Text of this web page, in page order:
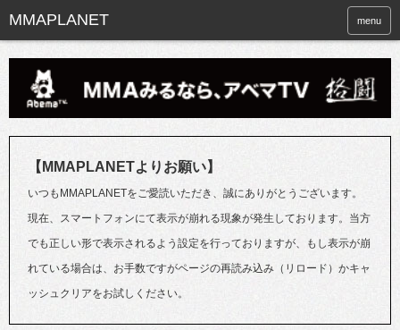
menu
【MMAPLANETよりお願い】
いつもMMAPLANETをご愛読いただき、誠にありがとうございます。
現在、スマートフォンにて表示が崩れる現象が発生しております。当方
でも正しい形で表示されるよう設定を行っておりますが、もし表示が崩
れている場合は、お手数ですがページの再読み込み（リロード）かキャ
ッシュクリアをお試しください。